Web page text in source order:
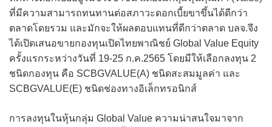
ที่มีความสามารถทนทานต่อสภาวะดอกเบี้ยขาขึ้นได้ดีกว่า
ตลาดโดยรวม และมักจะให้ผลตอบแทนที่ดีกว่าตลาด บลจ.จึง
ได้เปิดเสนอขายกองทุนเปิดไทยพาณิชย์ Global Value Equity
ครั้งแรกระหว่างวันที่ 19-25 ก.ค.2565 โดยมีให้เลือกลงทุน 2
ชนิดกองทุน คือ SCBGVALUE(A) ชนิดสะสมมูลค่า และ
SCBGVALUE(E) ชนิดช่องทางอิเล็กทรอนิกส์
การลงทุนในหุ้นกลุ่ม Global Value ความน่าสนใจมาจาก